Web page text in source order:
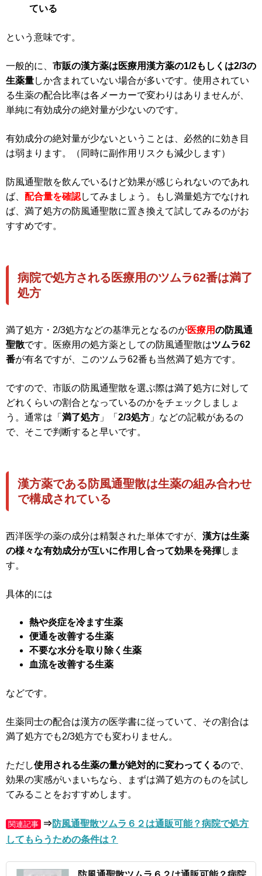
ている
という意味です。
一般的に、 市販の漢方薬は医療用漢方薬の1/2もしくは2/3の
生薬量しか含まれていない場合が多いです。使用されてい
る生薬の配合比率は各メーカーで変わりはありませんが、
単純に有効成分の絶対量が少ないのです。
有効成分の絶対量が少ないということは、必然的に効き目
は弱まります。（同時に副作用リスクも減少します）
防風通聖散を飲んでいるけど効果が感じられないのであれ
ば、 配合量を確認してみましょう。もし満量処方でなけれ
ば、満了処方の防風通聖散に置き換えて試してみるのがお
すすめです。
病院で処方される医療用のツムラ62番は満了
処方
満了処方・2/3処方などの基準元となるのが医療用の防風通
聖散です。医療用の処方薬としての防風通聖散はツムラ62
番が有名ですが、このツムラ62番も当然満了処方です。
ですので、市販の防風通聖散を選ぶ際は満了処方に対して
どれくらいの割合となっているのかをチェックしましょ
う。通常は「 満了処方 」「 2/3処方 」などの記載があるの
で、そこで判断すると早いです。
漢方薬である防風通聖散は生薬の組み合わせ
で構成されている
西洋医学の薬の成分は精製された単体ですが、 漢方は生薬
の様々な有効成分が互いに作用し合って効果を発揮しま
す。
具体的には
熱や炎症を冷ます生薬
便通を改善する生薬
不要な水分を取り除く生薬
血流を改善する生薬
などです。
生薬同士の配合は漢方の医学書に従っていて、その割合は
満了処方でも2/3処方でも変わりません。
ただし使用される生薬の量が絶対的に変わってくるので、
効果の実感がいまいちなら、まずは満了処方のものを試し
てみることをおすすめします。
関連記事 ⇒防風通聖散ツムラ６２は通販可能？病院で処方
してもらうための条件は？